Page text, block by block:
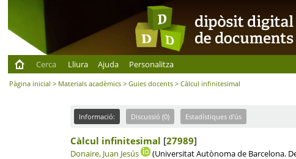
Cerca
Lliura Ajuda Personalitza
Pàgina inicial > Materials acadèmics >Guies docents > Càlcul infinitesimal
Informació: Discussió (0) Estadístiques d'ús
Càlcul infinitesimal [27989]
Donaire, Juan Jesús
(Universitat Autònoma de Barcelona.